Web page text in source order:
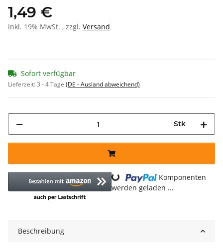
1,49 €
inkl. 19% MwSt. , zzgl. Versand
Sofort verfügbar
Lieferzeit:3 - 4 Tage (DE - Ausland abweichend)
Stk
Loading...
Komponenten
werden geladen ...
Beschreibung